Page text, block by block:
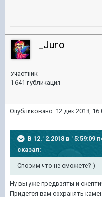
_Juno
Участник
1 641 публикация
Опубликовано: 12 дек 2018,
В 12.12.2018 в 15:59:09
сказал:
Спорим что не сможете? )
Ну вы уже предвзяты и
Придется вам сохранять